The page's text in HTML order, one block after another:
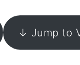
↓ Jump to